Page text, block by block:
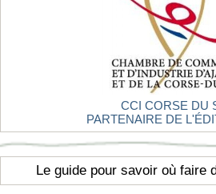
CCI CORSE DU
PARTENAIRE DE
Le guide pour savoir où faire